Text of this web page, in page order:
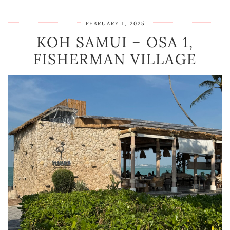
FEBRUARY 1, 2025
KOH SAMUI – OSA 1,
FISHERMAN VILLAGE